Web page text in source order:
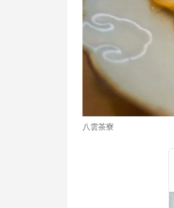
八雲茶寮